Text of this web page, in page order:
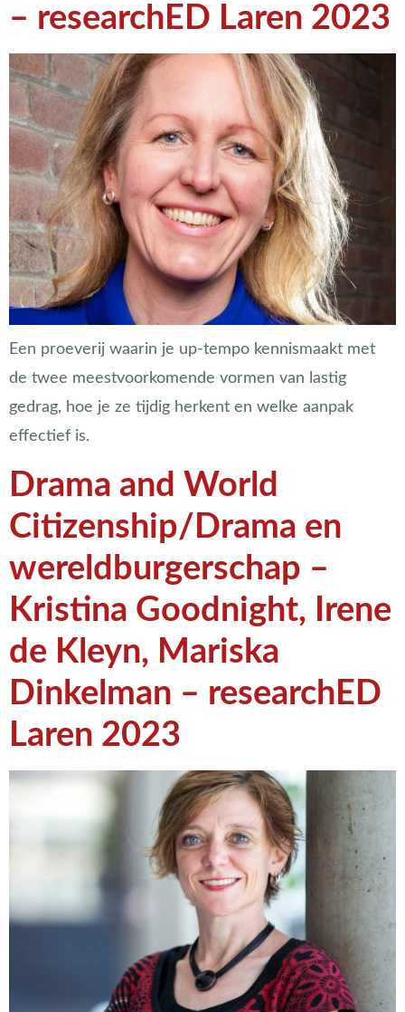
– researchED Laren 2023
Een proeverij waarin je up-tempo kennismaakt met
de twee meestvoorkomende vormen van lastig
gedrag, hoe je ze tijdig herkent en welke aanpak
effectief is.
Drama and World
Citizenship/Drama en
wereldburgerschap –
Kristina Goodnight, Irene
de Kleyn, Mariska
Dinkelman – researchED
Laren 2023